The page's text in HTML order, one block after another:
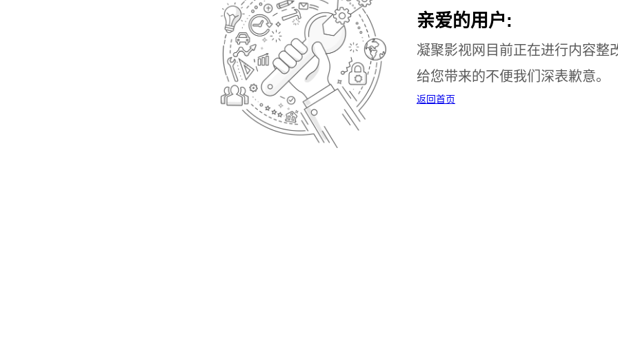
亲爱的用户:
凝聚影视网目前正在进行内容整
给您带来的不便我们深表歉意。
返回首页